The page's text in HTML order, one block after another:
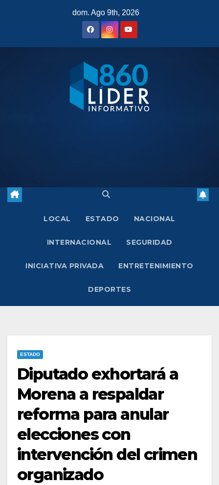
dom. Ago 9th, 2026
LOCAL ESTADO NACIONAL
INTERNACIONAL SEGURIDAD
INICIATIVA PRIVADA ENTRETENIMIENTO
DEPORTES
ESTADO
Diputado exhortará a
Morena a respaldar
reforma para anular
elecciones con
intervención del crimen
organizado